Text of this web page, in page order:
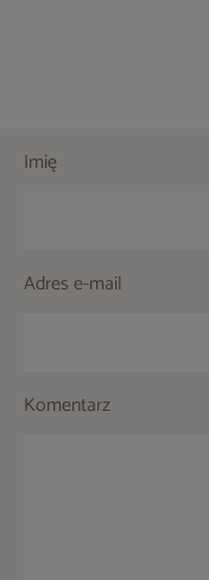
Imię
Adres e-mail
Komentarz